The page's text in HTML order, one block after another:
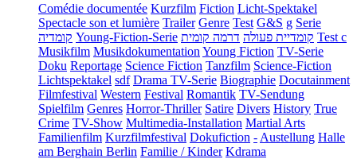
Comédie documentée Kurzfilm Fiction Licht-Spektakel
Spectacle son et lumière Trailer Genre Test G&S g Serie
קומדיה Young-Fiction-Serie קומדיית פעולה דרמה קומית
Test c
Musikfilm Musikdokumentation Young Fiction TV-Serie
Doku Reportage Science Fiction Tanzfilm Science-Fiction
Lichtspektakel sdf Drama TV-Serie Biographie Docutainment
Filmfestival Western Festival Romantik TV-Sendung
Spielfilm Genres Horror-Thriller Satire Divers History True
Crime TV-Show Multimedia-Installation Martial Arts
Familienfilm Kurzfilmfestival Dokufiction - Austellung Halle
am Berghain Berlin Familie / Kinder Kdrama